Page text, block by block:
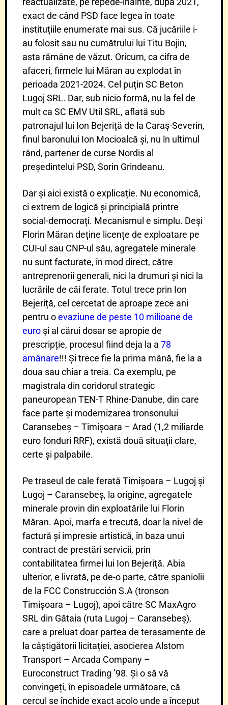
exact de când PSD face legea în toate
instituțiile enumerate mai sus. Că jucăriile i-
au folosit sau nu cumătrului lui Titu Bojin,
asta rămâne de văzut. Oricum, ca cifra de
afaceri, firmele lui Măran au explodat în
perioada 2021-2024. Cel puțin SC Beton
Lugoj SRL. Dar, sub nicio formă, nu la fel de
mult ca SC EMV Util SRL, aflată sub
patronajul lui Ion Bejeriță de la Caraș-Severin,
finul baronului Ion Mocioalcă și, nu în ultimul
rând, partener de curse Nordis al
președintelui PSD, Sorin Grindeanu.
Dar și aici există o explicație. Nu economică,
ci extrem de logică și principială printre
social-democrați. Mecanismul e simplu. Deși
Florin Măran deține licențe de exploatare pe
CUI-ul sau CNP-ul său, agregatele minerale
nu sunt facturate, în mod direct, către
antreprenorii generali, nici la drumuri și nici la
lucrările de căi ferate. Totul trece prin Ion
Bejeriță, cel cercetat de aproape zece ani
pentru oevaziune de peste 10 milioane de
euro și al cărui dosar se apropie de
prescripție, procesul fiind deja la a 78
amânare!!! Și trece fie la prima mână, fie la a
doua sau chiar a treia. Ca exemplu, pe
magistrala din coridorul strategic
paneuropean TEN-T Rhine-Danube, din care
face parte și modernizarea tronsonului
Caransebeș – Timișoara – Arad (1,2 miliarde
euro fonduri RRF), există două situații clare,
certe și palpabile.
Pe traseul de cale ferată Timișoara – Lugoj și
Lugoj – Caransebeș, la origine, agregatele
minerale provin din exploatările lui Florin
Măran. Apoi, marfa e trecută, doar la nivel de
factură și impresie artistică, în baza unui
contract de prestări servicii, prin
contabilitatea firmei lui Ion Bejeriță. Abia
ulterior, e livrată, pe de-o parte, către spaniolii
de la FCC Construcción S.A (tronson
Timișoara – Lugoj), apoi către SC MaxAgro
SRL din Gătaia (ruta Lugoj – Caransebeș),
care a preluat doar partea de terasamente de
la câștigătorii licitației, asocierea Alstom
Transport – Arcada Company –
Euroconstruct Trading ’98. Și o să vă
convingeți, în episoadele următoare, că
cercul se închide exact acolo unde a început